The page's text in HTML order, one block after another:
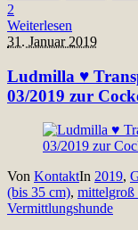
2
Weiterlesen
31. Januar 2019
Ludmilla ♥
03/2019 zur
Von KontaktIn 2019,
(bis 35 cm), mittelgroß
Vermittlungshunde